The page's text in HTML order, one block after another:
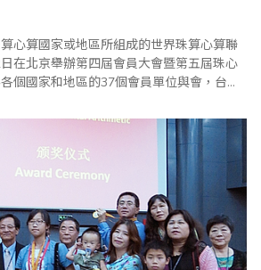
心算國家或地區所組成的世界珠算心算聯
在北京舉辦第四屆會員大會暨第五屆珠心
個國家和地區的37個會員單位與會，台灣
楊程焰理事長、桃園縣多元教育發展協會
及林敏發、陳賀斌、蔡雅秋等老師與會。
）12月聯合國教科文..